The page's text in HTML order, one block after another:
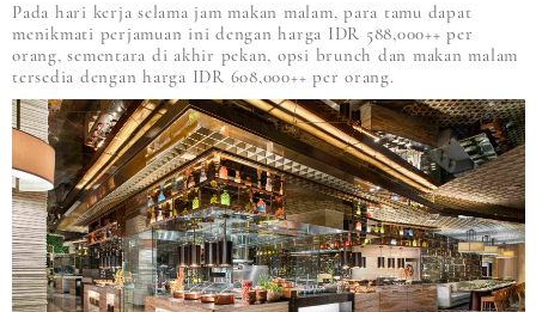
Pada hari kerja selama jam makan malam, para tamu dapat
menikmati perjamuan ini dengan harga IDR 588,000++ per
orang, sementara di akhir pekan, opsi brunch dan makan malam
tersedia dengan harga IDR 608,000++ per orang.